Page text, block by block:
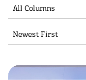
All Columns
Newest First